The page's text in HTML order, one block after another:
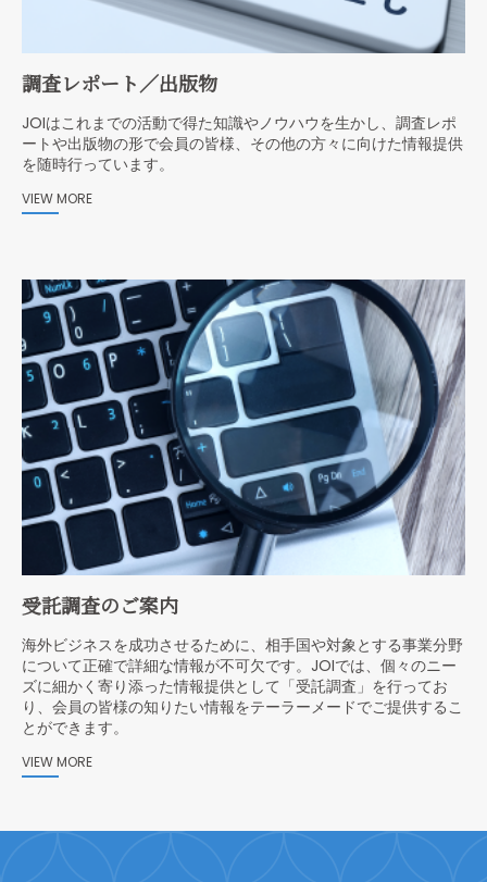
調査レポート／出版物
JOIはこれまでの活動で得た知識やノウハウを生かし、調査レポ
ートや出版物の形で会員の皆様、その他の方々に向けた情報提供
を随時行っています。
VIEW MORE
受託調査のご案内
海外ビジネスを成功させるために、相手国や対象とする事業分野
について正確で詳細な情報が不可欠です。JOIでは、個々のニー
ズに細かく寄り添った情報提供として「受託調査」を行ってお
り、会員の皆様の知りたい情報をテーラーメードでご提供するこ
とができます。
VIEW MORE